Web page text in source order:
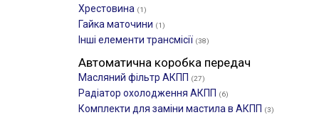
Хрестовина (1)
Гайка маточини (1)
Інші елементи трансмісії (38)
Автоматична коробка передач
Масляний фільтр АКПП (27)
Радіатор охолодження АКПП (6)
Комплекти для заміни мастила в АКПП (3)